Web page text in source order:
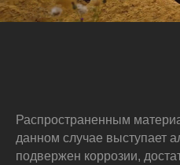
Распространенным
данном случае выступает
подвержен коррозии,